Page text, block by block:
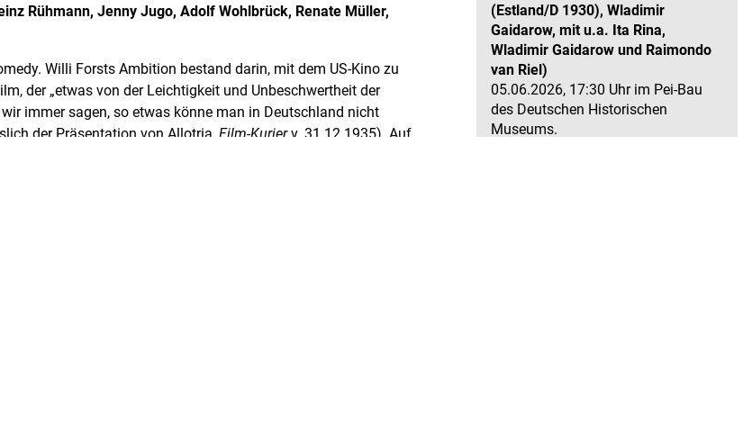
Rühmann, Jenny Jugo, Adolf Wohlbrück, Renate Müller,
Willi Forsts Ambition bestand darin, mit dem US-Kino zu
der „etwas von der Leichtigkeit und Unbeschwertheit der
immer sagen, so etwas könne man in Deutschland nicht
der Präsentation von Allotria, Film-Kurierv. 31.12.1935). Auf
(Estland/D 1930), Wladimir
Gaidarow, mit u.a. Ita Rina,
Wladimir Gaidarow und Raimondo
van Riel)
05.06.2026, 17:30 Uhr im Pei-Bau
des Deutschen Historischen
Museums.